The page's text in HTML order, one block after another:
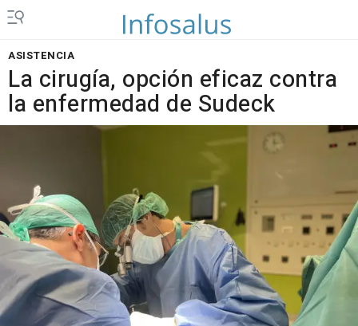
ASISTENCIA
La cirugía, opción eficaz contra
la enfermedad de Sudeck